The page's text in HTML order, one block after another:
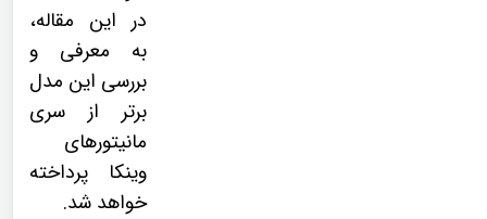
در این مقاله،
به معرفی و
بررسی این مدل
برتر از سری
مانیتورهای
وینکا پرداخته
خواهد شد.